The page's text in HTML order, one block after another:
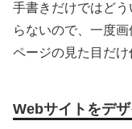
手書きだけではど
らないので、一度
ページの見た目だけ
Webサイトをデ